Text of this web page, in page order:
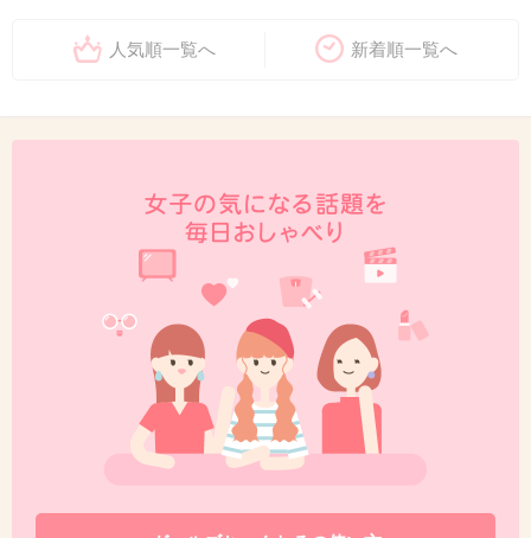
人気順一覧へ 新着順一覧へ